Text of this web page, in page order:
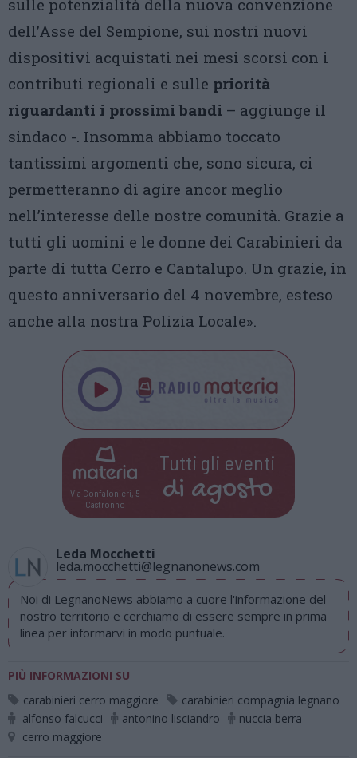
sulle potenzialità della nuova convenzione
dell’Asse del Sempione, sui nostri nuovi
dispositivi acquistati nei mesi scorsi con i
contributi regionali e sulle priorità
riguardanti i prossimi bandi – aggiunge il
sindaco -. Insomma abbiamo toccato
tantissimi argomenti che, sono sicura, ci
permetteranno di agire ancor meglio
nell’interesse delle nostre comunità. Grazie a
tutti gli uomini e le donne dei Carabinieri da
parte di tutta Cerro e Cantalupo. Un grazie, in
questo anniversario del 4 novembre, esteso
anche alla nostra Polizia Locale».
Via Confalonieri, 5
Castronno
Tutti gli eventi
di agosto
Leda Mocchetti
leda.mocchetti@legnanonews.com
Noi di LegnanoNews abbiamo a cuore l'informazione del
nostro territorio e cerchiamo di essere sempre in prima
linea per informarvi in modo puntuale.
PIÙ INFORMAZIONI SU
carabinieri cerro maggiore
carabinieri compagnia legnano
alfonso falcucci
antonino lisciandro
nuccia berra
cerro maggiore